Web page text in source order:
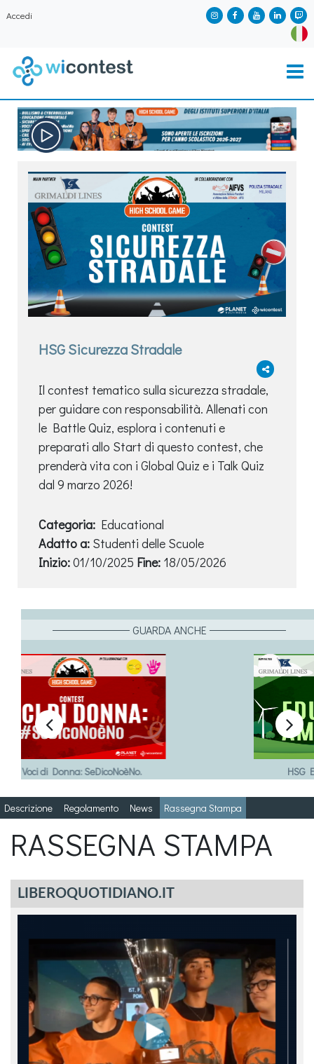
Accedi
HSG Sicurezza Stradale
Il contest tematico sulla sicurezza stradale,
per guidare con responsabilità. Allenati con
le Battle Quiz, esplora i contenuti e
preparati allo Start di questo contest, che
prenderà vita con i Global Quiz e i Talk Quiz
dal 9 marzo 2026!
Categoria: Educational
Adatto a: Studenti delle Scuole
Inizio:01/10/2025 Fine: 18/05/2026
GUARDA ANCHE
HSG Educazione Ambientale
 
Descrizione Regolamento News Rassegna Stampa
RASSEGNA STAMPA
LIBEROQUOTIDIANO.IT